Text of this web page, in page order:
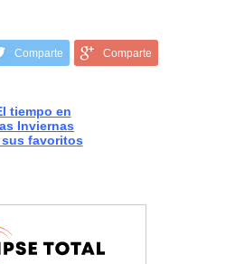
Comparte Comparte
tiempo en
Inviernas
sus favoritos